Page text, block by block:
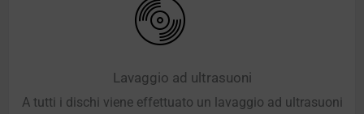
Lavaggio ad ultrasuoni
A tutti i dischi viene effettuato un lavaggio ad ultrasuoni